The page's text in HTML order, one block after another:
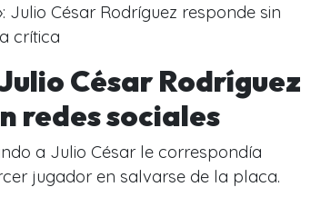
Julio César Rodríguez responde sin
crítica
César Rodríguez
redes sociales
a Julio César le correspondía
jugador en salvarse de la placa.